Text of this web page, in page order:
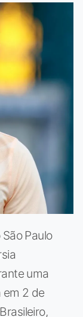
Paulo
uma
em 2 de